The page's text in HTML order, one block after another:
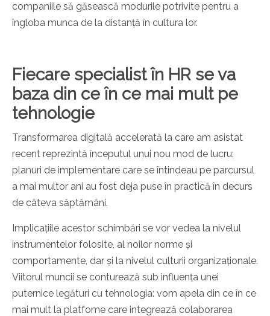
companiile să găsească modurile potrivite pentru a
îngloba munca de la distanță în cultura lor.
Fiecare specialist în HR se va
baza din ce în ce mai mult pe
tehnologie
Transformarea digitală accelerată la care am asistat
recent reprezintă începutul unui nou mod de lucru:
planuri de implementare care se întindeau pe parcursul
a mai multor ani au fost deja puse în practică în decurs
de câteva săptămâni.
Implicațiile acestor schimbări se vor vedea la nivelul
instrumentelor folosite, al noilor norme și
comportamente, dar și la nivelul culturii organizaționale.
Viitorul muncii se conturează sub influența unei
puternice legături cu tehnologia: vom apela din ce în ce
mai mult la platfome care integrează colaborarea